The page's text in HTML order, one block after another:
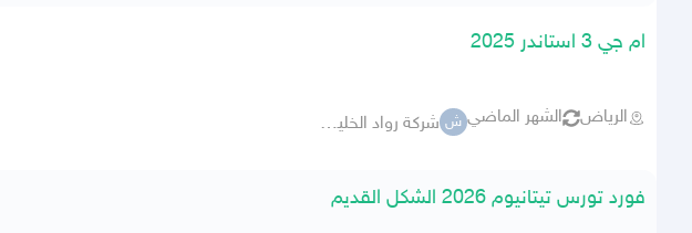
ام جي 3 استاندر 2025
الرياض الشهر الماضي ش شركة رواد الخليج للسيارات
فورد تورس تيتانيوم 2026 الشكل القديم